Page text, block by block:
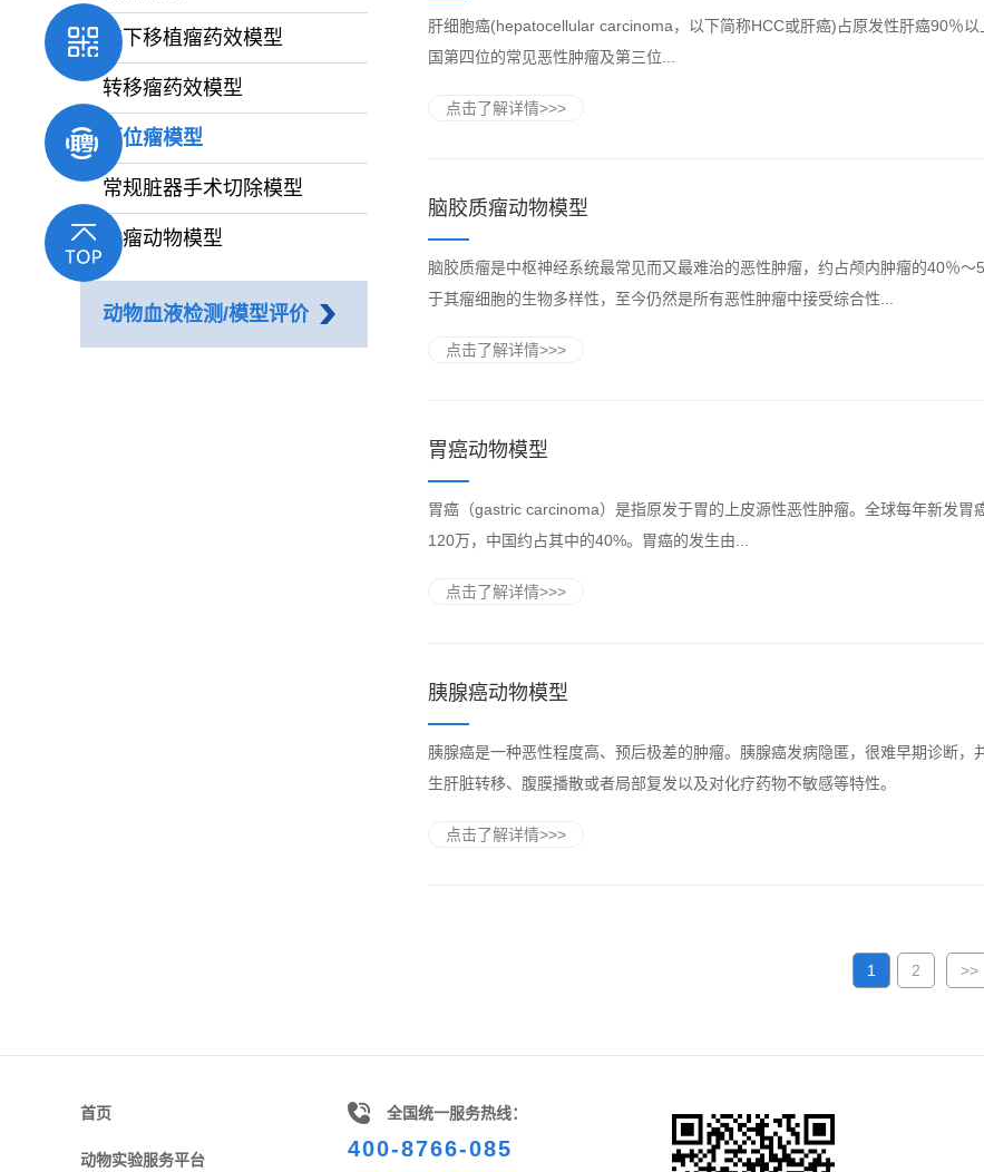
皮下移植瘤药效模型
转移瘤药效模型
原位瘤模型
常规脏器手术切除模型
肿瘤动物模型
动物血液检测/模型评价
肝细胞癌(hepatocellular carcinoma，以下简称HCC或肝癌)占原发性肝癌90％以
国第四位的常见恶性肿瘤及第三位...
点击了解详情>>>
脑胶质瘤动物模型
脑胶质瘤是中枢神经系统最常见而又最难治的恶性肿瘤，约占颅内肿瘤的40％～
于其瘤细胞的生物多样性，至今仍然是所有恶性肿瘤中接受综合性...
点击了解详情>>>
胃癌动物模型
胃癌（gastric carcinoma）是指原发于胃的上皮源性恶性肿瘤。全球每年新发胃
120万，中国约占其中的40%。胃癌的发生由...
点击了解详情>>>
胰腺癌动物模型
胰腺癌是一种恶性程度高、预后极差的肿瘤。胰腺癌发病隐匿，很难早期诊断，
生肝脏转移、腹膜播散或者局部复发以及对化疗药物不敏感等特性。
点击了解详情>>>
1 2 >>
首页
动物实验服务平台
全国统一服务热线：
400-8766-085